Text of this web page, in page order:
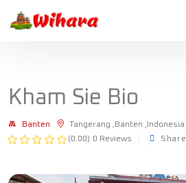
Kham Sie Bio
Banten
Tangerang ,Banten ,Indonesia
(0.00) 0 Reviews Share